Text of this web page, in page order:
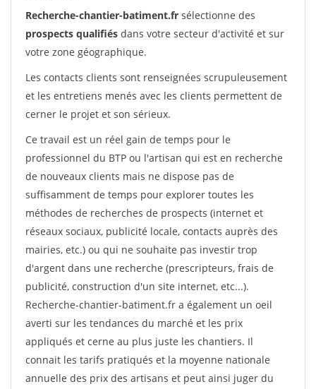
Recherche-chantier-batiment.fr sélectionne des
prospects qualifiés dans votre secteur d'activité et sur
votre zone géographique.
Les contacts clients sont renseignées scrupuleusement
et les entretiens menés avec les clients permettent de
cerner le projet et son sérieux.
Ce travail est un réel gain de temps pour le
professionnel du BTP ou l'artisan qui est en recherche
de nouveaux clients mais ne dispose pas de
suffisamment de temps pour explorer toutes les
méthodes de recherches de prospects (internet et
réseaux sociaux, publicité locale, contacts auprès des
mairies, etc.) ou qui ne souhaite pas investir trop
d'argent dans une recherche (prescripteurs, frais de
publicité, construction d'un site internet, etc...).
Recherche-chantier-batiment.fr a également un oeil
averti sur les tendances du marché et les prix
appliqués et cerne au plus juste les chantiers. Il
connait les tarifs pratiqués et la moyenne nationale
annuelle des prix des artisans et peut ainsi juger du